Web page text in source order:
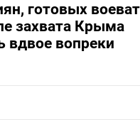
готовых
захвата Крыма
вдвое вопреки